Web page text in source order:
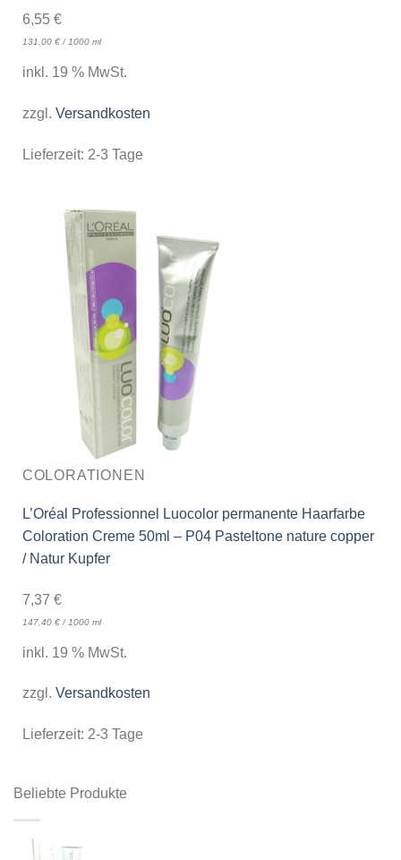
6,55 €
131,00 €/ 1000 ml
inkl. 19 % MwSt.
zzgl. Versandkosten
Lieferzeit: 2-3 Tage
COLORATIONEN
L’Oréal Professionnel Luocolor permanente Haarfarbe
Coloration Creme 50ml – P04 Pasteltone nature copper
/ Natur Kupfer
7,37 €
147,40 €/ 1000 ml
inkl. 19 % MwSt.
zzgl. Versandkosten
Lieferzeit: 2-3 Tage
Beliebte Produkte